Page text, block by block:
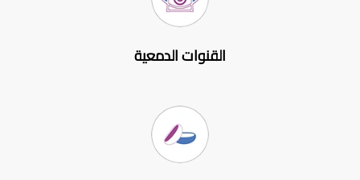
القنوات الدمعية